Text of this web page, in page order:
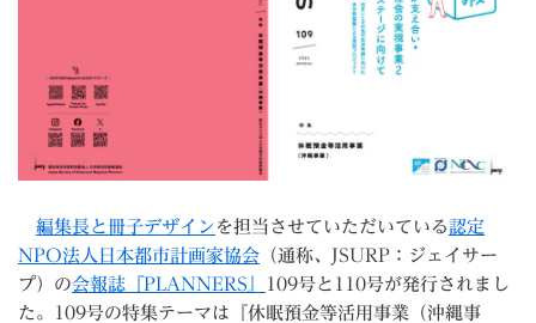
編集長と冊子デザイン を担当させていただいている認定
NPO法人日本都市計画家協会 （通称、JSURP：ジェイサー
プ）の会報誌『PLANNERS』
109号と110号が発行されまし
た。109号の特集テーマは『休眠預金等活用事業（沖縄事